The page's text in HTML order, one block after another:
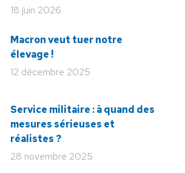
18 juin 2026
Macron veut tuer notre
élevage !
12 décembre 2025
Service militaire : à quand des
mesures sérieuses et
réalistes ?
28 novembre 2025